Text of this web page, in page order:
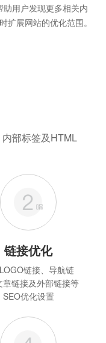
助用户发现更多相关内
扩展网站的优化范围。
部标签及HTML
链接优化
链接、导航链
章链接及外部链接等
SEO优化设置